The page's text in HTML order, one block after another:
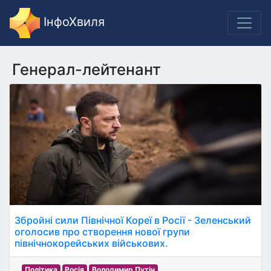
ІнфоХвиля
Генерал-лейтенант
Збройні сили Північної Кореї в Росії - Зеленський
оголосив про створення нової групи
північнокорейських військових.